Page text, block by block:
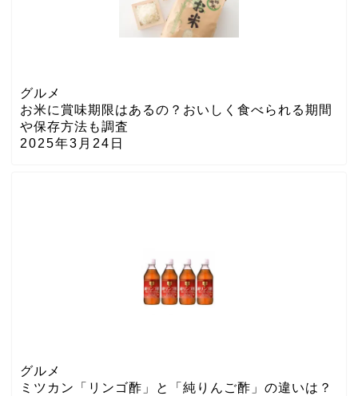
グルメ
お米に賞味期限はあるの？おいしく食べられる期間
や保存方法も調査
2025年3月24日
グルメ
ミツカン「リンゴ酢」と「純りんご酢」の違いは？